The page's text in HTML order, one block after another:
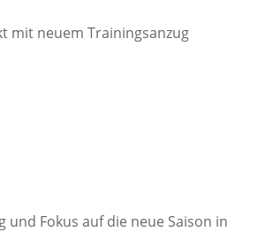
mit neuem Trainingsanzug
und Fokus auf die neue Saison in